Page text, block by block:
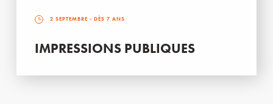
2 SEPTEMBRE - DÈS 7 ANS
IMPRESSIONS PUBLIQUES